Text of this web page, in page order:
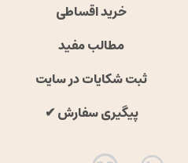
خرید اقساطی
مطالب مفید
ثبت شکایات در سایت
پیگیری سفارش ✔